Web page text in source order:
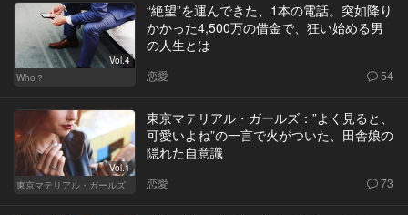
Vol.4
Who？
“絶望”を運んできた、1本の電話。突如降り
かかった4,500万の借金で、狂い始める男
の人生とは
恋愛 54
Vol.1
東京マテリアル・ガールズ
東京マテリアル・ガールズ：”よく見ると、
可愛いよね”の一言で火がついた、田舎娘の
隠れた自意識
恋愛 73